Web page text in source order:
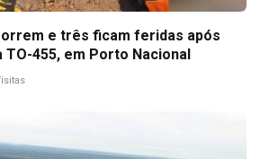
e três ficam feridas após
455, em Porto Nacional